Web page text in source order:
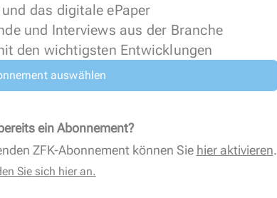
das digitale ePaper
und Interviews aus der Branche
den wichtigsten Entwicklungen
auswählen
ein Abonnement?
ZFK-Abonnement können Sie hier aktivieren.
Sie sich hier an.